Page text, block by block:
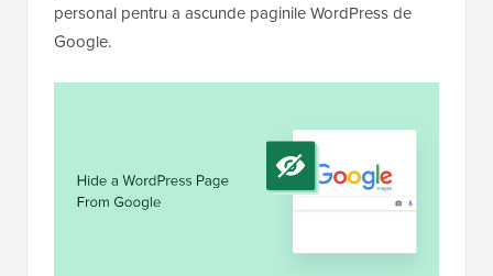
personal pentru a ascunde paginile WordPress de
Google.